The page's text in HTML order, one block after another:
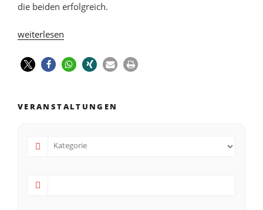
die beiden erfolgreich.
weiterlesen
VERANSTALTUNGEN